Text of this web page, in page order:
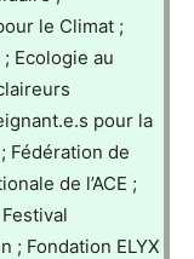
le Climat ;
Ecologie au
pour la
Fédération de
de l’ACE ;
; Fondation ELYX